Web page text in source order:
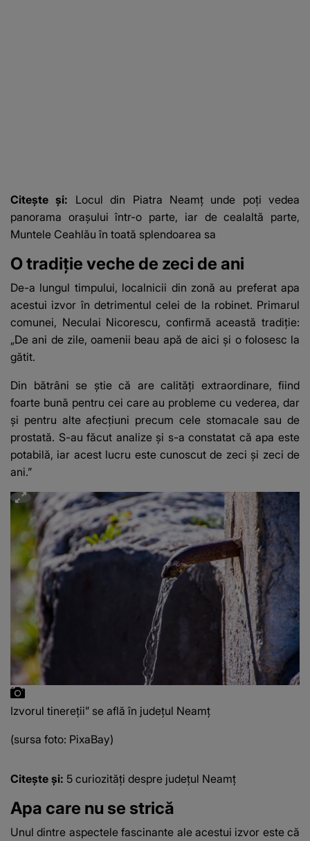
Citește și: Locul din Piatra Neamț unde poți vedea
panorama orașului într-o parte, iar de cealaltă parte,
Muntele Ceahlău în toată splendoarea sa
O tradiție veche de zeci de ani
De-a lungul timpului, localnicii din zonă au preferat apa
acestui izvor în detrimentul celei de la robinet. Primarul
comunei, Neculai Nicorescu, confirmă această tradiție:
„De ani de zile, oamenii beau apă de aici și o folosesc la
gătit.
Din bătrâni se știe că are calități extraordinare, fiind
foarte bună pentru cei care au probleme cu vederea, dar
și pentru alte afecțiuni precum cele stomacale sau de
prostată. S-au făcut analize și s-a constatat că apa este
potabilă, iar acest lucru este cunoscut de zeci și zeci de
ani.”
Izvorul tinereţii” se află în județul Neamț
(sursa foto: PixaBay)
Citește și: 5 curiozități despre județul Neamț
Apa care nu se strică
Unul dintre aspectele fascinante ale acestui izvor este că